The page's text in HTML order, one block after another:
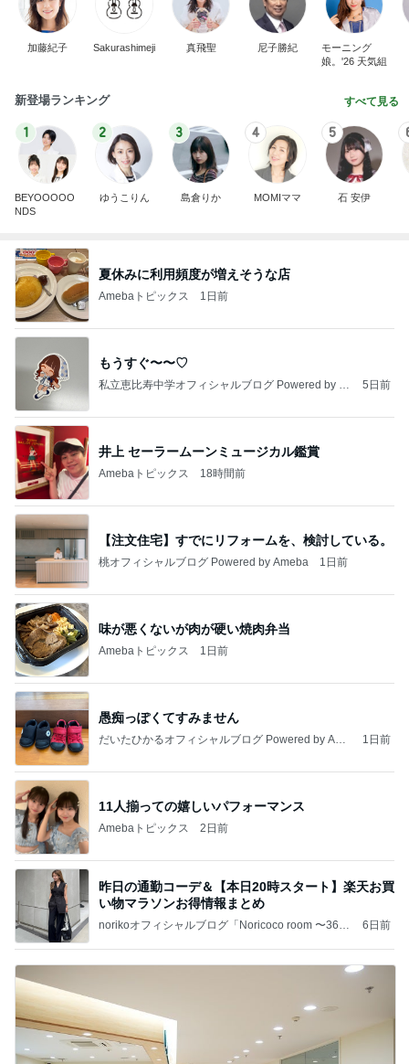
加藤紀子 Sakurashimeji 真飛聖 尼子勝紀
モーニング
娘。'26 天気組
新登場ランキング すべて見る
1
BEYOOOOO
NDS
2
ゆうこりん
3
島倉りか
4
MOMIママ
5
石 安伊
夏休みに利用頻度が増えそうな店
Amebaトピックス 1日前
もうすぐ〜〜♡
私立恵比寿中学オフィシャルブログ Powered by A
5日前
井上 セーラームーンミュージカル鑑賞
Amebaトピックス 18時間前
【注文住宅】すでにリフォームを、検討している。
桃オフィシャルブログ Powered by Ameba 1日前
味が悪くないが肉が硬い焼肉弁当
Amebaトピックス 1日前
愚痴っぽくてすみません
だいたひかるオフィシャルブログ Powered by Ame
1日前
11人揃っての嬉しいパフォーマンス
Amebaトピックス 2日前
昨日の通勤コーデ＆【本日20時スタート】楽天お買
い物マラソンお得情報まとめ
norikoオフィシャルブログ「Noricoco room 〜365
6日前